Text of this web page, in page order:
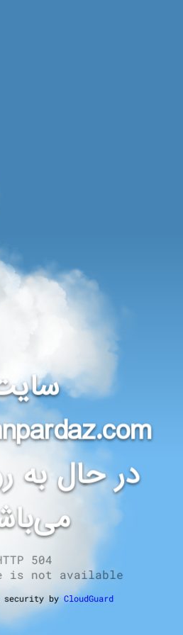
در حال به
504
is not available
security byCloudGuard